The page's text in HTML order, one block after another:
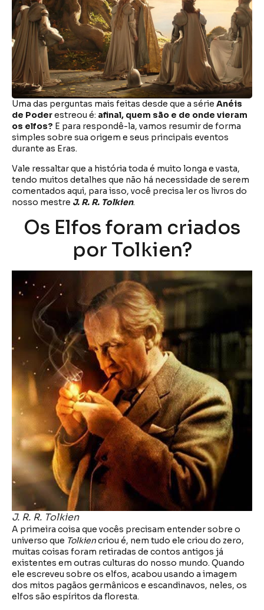
Uma das perguntas mais feitas desde que a série Anéis
de Poderestreou é: afinal, quem são e de onde vieram
os elfos? E para respondê-la, vamos resumir de forma
simples sobre sua origem e seus principais eventos
durante as Eras.
Vale ressaltar que a história toda é muito longa e vasta,
tendo muitos detalhes que não há necessidade de serem
comentados aqui, para isso, você precisa ler os livros do
nosso mestre J. R. R. Tolkien.
Os Elfos foram criados
por Tolkien?
J. R. R. Tolkien
A primeira coisa que vocês precisam entender sobre o
universo que Tolkiencriou é, nem tudo ele criou do zero,
muitas coisas foram retiradas de contos antigos já
existentes em outras culturas do nosso mundo. Quando
ele escreveu sobre os elfos, acabou usando a imagem
dos mitos pagãos germânicos e escandinavos, neles, os
elfos são espíritos da floresta.